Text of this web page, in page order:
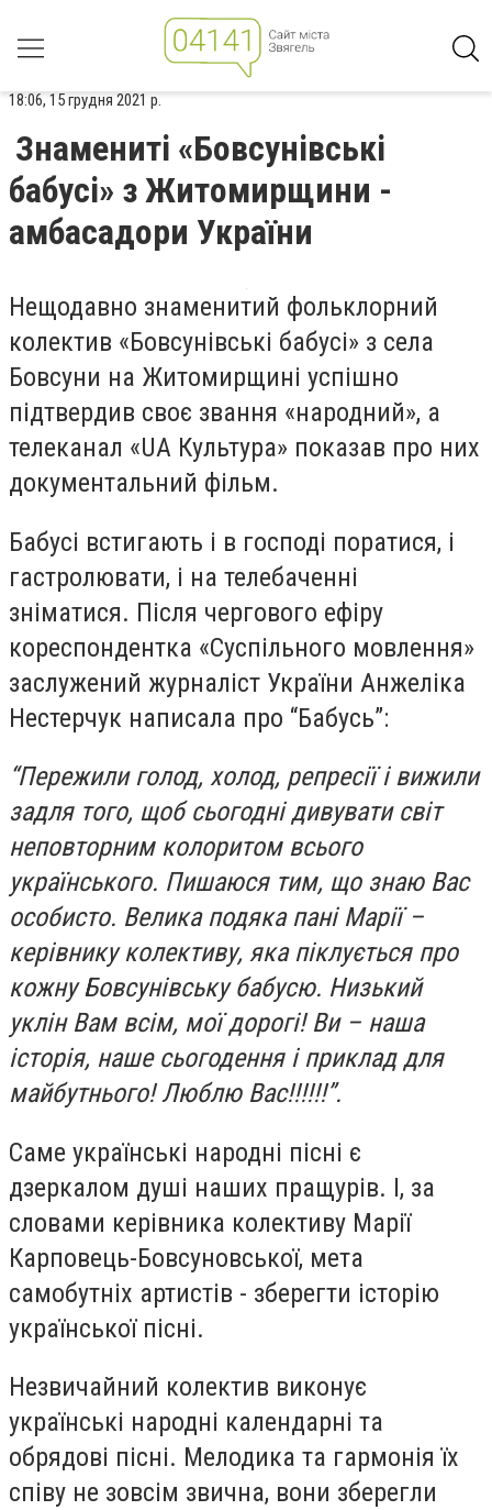
18:06, 15 грудня 2021 р.
Знамениті «Бовсунівські
бабусі» з Житомирщини -
амбасадори України
Нещодавно знаменитий фольклорний
колектив «Бовсунівські бабусі» з села
Бовсуни на Житомирщині успішно
підтвердив своє звання «народний», а
телеканал «UA Культура» показав про них
документальний фільм.
Бабусі встигають і в господі поратися, і
гастролювати, і на телебаченні
зніматися. Після чергового ефіру
кореспондентка «Суспільного мовлення»
заслужений журналіст України Анжеліка
Нестерчук написала про “Бабусь”:
“Пережили голод, холод, репресії і вижили
задля того, щоб сьогодні дивувати світ
неповторним колоритом всього
українського. Пишаюся тим, що знаю Вас
особисто. Велика подяка пані Марії –
керівнику колективу, яка піклується про
кожну Бовсунівську бабусю. Низький
уклін Вам всім, мої дорогі! Ви – наша
історія, наше сьогодення і приклад для
майбутнього! Люблю Вас!!!!!!”.
Саме українські народні пісні є
дзеркалом душі наших пращурів. І, за
словами керівника колективу Марії
Карповець-Бовсуновської, мета
самобутніх артистів - зберегти історію
української пісні.
Незвичайний колектив виконує
українські народні календарні та
обрядові пісні. Мелодика та гармонія їх
співу не зовсім звична, вони зберегли